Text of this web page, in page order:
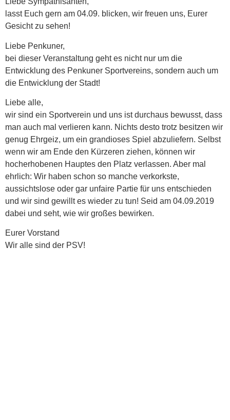
lasst Euch gern am 04.09. blicken, wir freuen uns, Eurer
Gesicht zu sehen!
Liebe Penkuner,
bei dieser Veranstaltung geht es nicht nur um die
Entwicklung des Penkuner Sportvereins, sondern auch um
die Entwicklung der Stadt!
Liebe alle,
wir sind ein Sportverein und uns ist durchaus bewusst, dass
man auch mal verlieren kann. Nichts desto trotz besitzen wir
genug Ehrgeiz, um ein grandioses Spiel abzuliefern. Selbst
wenn wir am Ende den Kürzeren ziehen, können wir
hocherhobenen Hauptes den Platz verlassen. Aber mal
ehrlich: Wir haben schon so manche verkorkste,
aussichtslose oder gar unfaire Partie für uns entschieden
und wir sind gewillt es wieder zu tun! Seid am 04.09.2019
dabei und seht, wie wir großes bewirken.
Eurer Vorstand
Wir alle sind der PSV!